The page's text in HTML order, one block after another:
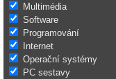
Multimédia
Software
Programování
Internet
Operační systémy
PC sestavy